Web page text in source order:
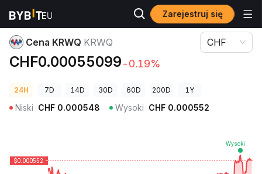
Zarejestruj się
Ceny kryptowalut Cena KRWQ KRWQ
Cena KRWQ KRWQ
CHF0.00055099-0.19%
CHF
24H 7D 14D 30D 60D 200D 1Y
Niski CHF 0.000548 Wysoki CHF 0.000552